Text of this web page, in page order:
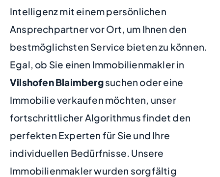
Intelligenz mit einem persönlichen
Ansprechpartner vor Ort, um Ihnen den
bestmöglichsten Service bieten zu können.
Egal, ob Sie einen Immobilienmakler in
Vilshofen Blaimbergsuchen oder eine
Immobilie verkaufen möchten, unser
fortschrittlicher Algorithmus findet den
perfekten Experten für Sie und Ihre
individuellen Bedürfnisse. Unsere
Immobilienmakler wurden sorgfältig